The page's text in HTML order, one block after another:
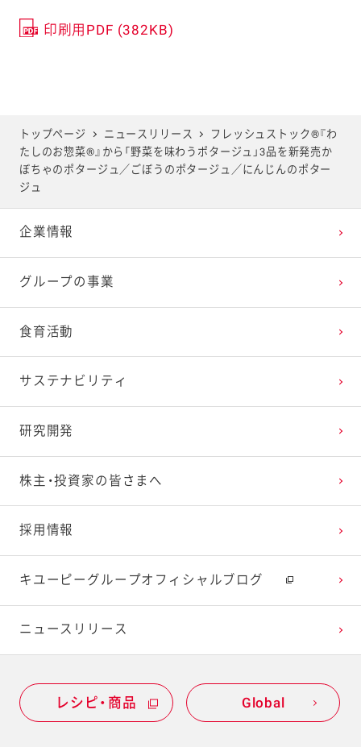
印刷用PDF (382KB)
トップページ ニュースリリース
フレッシュストック®『わ
たしのお惣菜®』から「野菜を味わうポタージュ」3品を新発売か
ぼちゃのポタージュ／ごぼうのポタージュ／にんじんのポター
ジュ
企業情報
グループの事業
食育活動
サステナビリティ
研究開発
株主・投資家の皆さまへ
採用情報
キユーピーグループオフィシャルブログ
ニュースリリース
レシピ・商品 Global